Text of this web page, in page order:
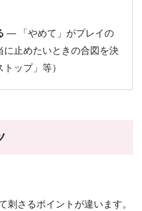
— 「やめて」がプレイの
に止めたいときの合図を決
ップ」等）
刺さるポイントが違います。